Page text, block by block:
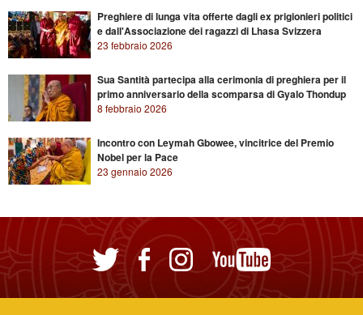
Preghiere di lunga vita offerte dagli ex prigionieri politici
e dall'Associazione dei ragazzi di Lhasa Svizzera
23 febbraio 2026
Sua Santità partecipa alla cerimonia di preghiera per il
primo anniversario della scomparsa di Gyalo Thondup
8 febbraio 2026
Incontro con Leymah Gbowee, vincitrice del Premio
Nobel per la Pace
23 gennaio 2026